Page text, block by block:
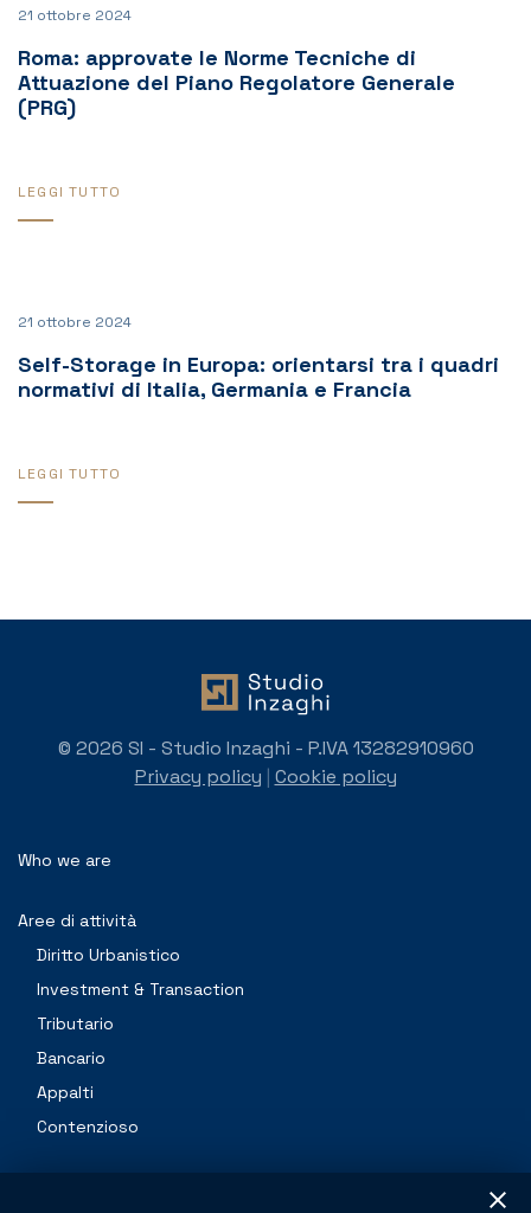
21 ottobre 2024
Roma: approvate le Norme Tecniche di
Attuazione del Piano Regolatore Generale
(PRG)
LEGGI TUTTO
21 ottobre 2024
Self-Storage in Europa: orientarsi tra i quadri
normativi di Italia, Germania e Francia
LEGGI TUTTO
Who we are
Aree di attività
Diritto Urbanistico
Investment & Transaction
Tributario
Bancario
Appalti
Contenzioso
© 2026 SI - Studio Inzaghi - P.IVA 13282910960
Privacy policy | Cookie policy